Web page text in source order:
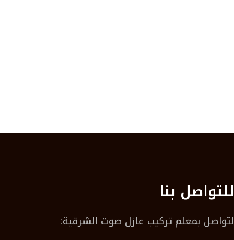
للتواصل بنا
لتواصل بمعلم تركيب عازل صوت الشرقية: